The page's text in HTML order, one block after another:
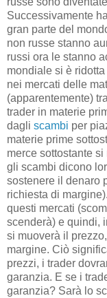
Successivamente
gran parte del
non russe stanno
russi ora le stanno
mondiale si è
nei mercati delle
(apparentemente)
trader in materie
dagli scambi per
materie prime
merce sottostante
gli scambi dicono
sostenere il denaro
richiesta di
questi mercati
scenderà) e quindi,
si muoverà il
margine. Ciò
prezzi, i trader
garanzia. E se i
garanzia? Sarà lo